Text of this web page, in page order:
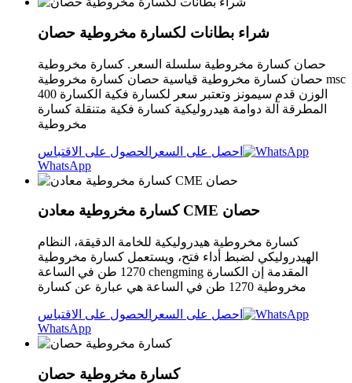
شراء بطانات لكسارة مخروطية حصان
حصان كسارة مخروطية سلسلة السعر. كسارة مخروطية
حصان كسارة مخروطية قياسية حصان كسارة مخروطية msc
400 الوزن قدم سيمونز وتعتبر سعر لكسارة فكية الكسارة
المطرقة آلة دوامة هيدروليكية كسارة فكية متنقلة كسارة
مخروطية
احصل على السعر الحصول على الاقتباس
WhatsApp
كسارة مخروطية معادن CME حصان
كسارة مخروطية هيدروليكية للخامة الدقيقة، النظام
الهيدروليكي لضبط أداء فتح، ويستعمل كسارة مخروطية
1270 طن في الساعة chengming المقدمة إن الكسارة
مخروطية 1270 طن في الساعة هي عبارة عن كسارة
احصل على السعر الحصول على الاقتباس
WhatsApp
كسارة مخروطية حصان